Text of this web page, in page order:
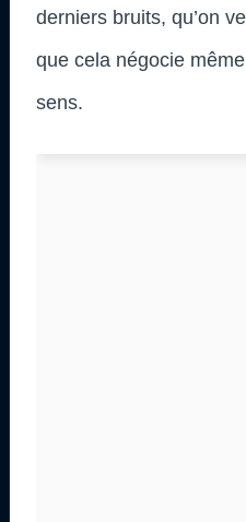
derniers bruits, qu’on
que cela négocie
sens.